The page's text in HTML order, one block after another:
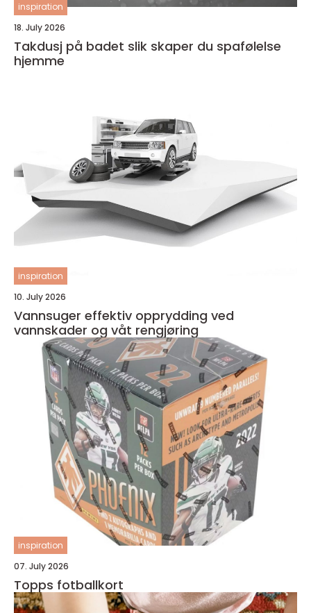
inspiration
18. July 2026
Takdusj på badet slik skaper du spafølelse
hjemme
inspiration
10. July 2026
Vannsuger effektiv opprydding ved
vannskader og våt rengjøring
inspiration
07. July 2026
Topps fotballkort